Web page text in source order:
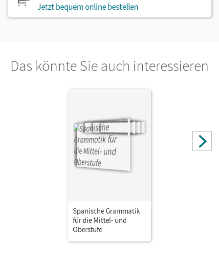
Jetzt bequem online bestellen
Das könnte Sie auch interessieren
Spanische Grammatik
für die Mittel- und
Oberstufe